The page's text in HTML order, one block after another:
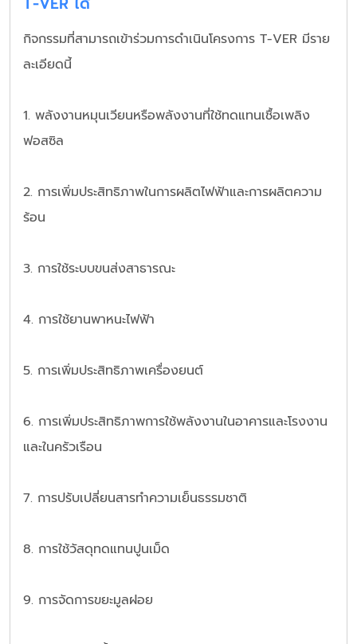
กิจกรรมที่สามารถเข้าร่วมการดำเนินโครงการ T-VER มีราย
ละเอียดนี้
1. พลังงานหมุนเวียนหรือพลังงานที่ใช้ทดแทนเชื้อเพลิง
ฟอสซิล
2. การเพิ่มประสิทธิภาพในการผลิตไฟฟ้าและการผลิตความ
ร้อน
3. การใช้ระบบขนส่งสาธารณะ
4. การใช้ยานพาหนะไฟฟ้า
5. การเพิ่มประสิทธิภาพเครื่องยนต์
6. การเพิ่มประสิทธิภาพการใช้พลังงานในอาคารและโรงงาน
และในครัวเรือน
7. การปรับเปลี่ยนสารทำความเย็นธรรมชาติ
8. การใช้วัสดุทดแทนปูนเม็ด
9. การจัดการขยะมูลฝอย